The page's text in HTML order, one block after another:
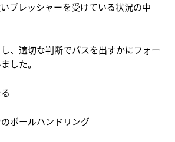
プレッシャーを受けている状況の中
、適切な判断でパスを出すかにフォー
した。
ボールハンドリング